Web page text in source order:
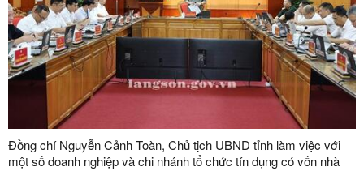
Đồng chí Nguyễn Cảnh Toàn, Chủ tịch UBND tỉnh làm việc với
một số doanh nghiệp và chi nhánh tổ chức tín dụng có vốn nhà